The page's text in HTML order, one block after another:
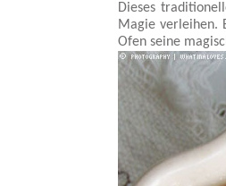
Dieses
Magie verleihen.
Ofen seine